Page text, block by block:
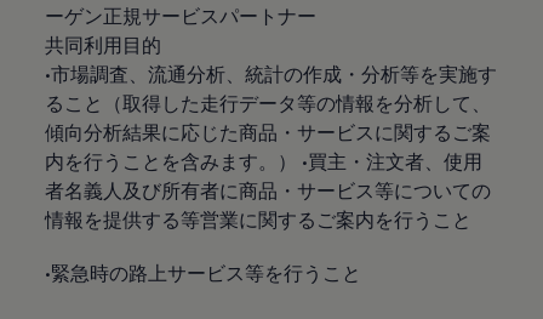
ーゲン正規サービスパートナー
共同利用目的
•市場調査、流通分析、統計の作成・分析等を実施す
ること（取得した走行データ等の情報を分析して、
傾向分析結果に応じた商品・サービスに関するご案
内を行うことを含みます。） •買主・注文者、使用
者名義人及び所有者に商品・サービス等についての
情報を提供する等営業に関するご案内を行うこと
•緊急時の路上サービス等を行うこと